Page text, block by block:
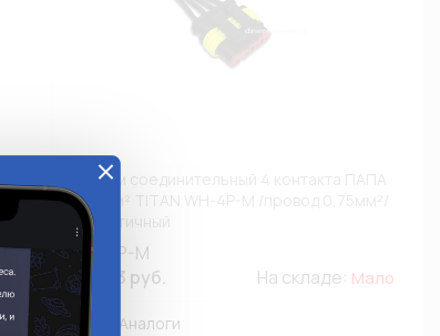
Разъем соединительный 4 контакта ПАПА
0,75мм² TITAN WH-4P-M /провод 0,75мм²/
герметичный
WH-4P-M
445.53 руб.
На складе: Мало
Аналоги